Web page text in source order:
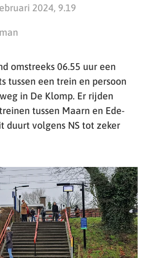
2024, 9.19
omstreeks 06.55 uur een
tussen een trein en persoon
in De Klomp. Er rijden
tussen Maarn en Ede-
duurt volgens NS tot zeker